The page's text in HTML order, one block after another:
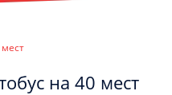
на 40 мест